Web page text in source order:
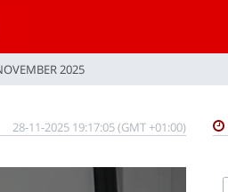
2025
28-11-2025 19:17:05 (GMT +01:00)